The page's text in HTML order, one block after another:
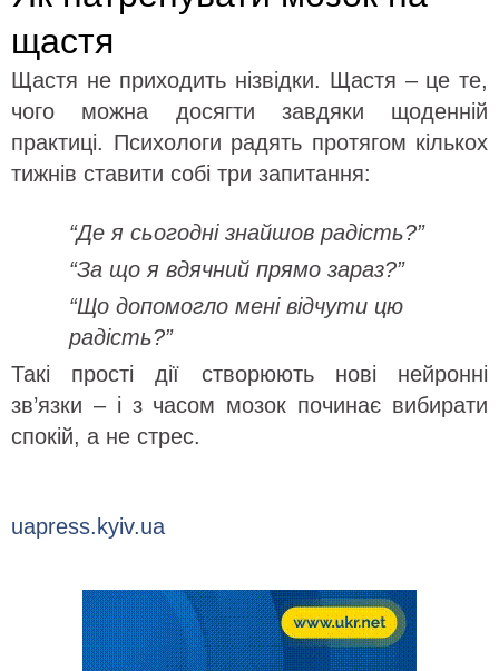
щастя
Щастя не приходить нізвідки. Щастя – це те,
чого можна досягти завдяки щоденній
практиці. Психологи радять протягом кількох
тижнів ставити собі три запитання:
“Де я сьогодні знайшов радість?”
“За що я вдячний прямо зараз?”
“Що допомогло мені відчути цю
радість?”
Такі прості дії створюють нові нейронні
зв’язки – і з часом мозок починає вибирати
спокій, а не стрес.
uapress.kyiv.ua